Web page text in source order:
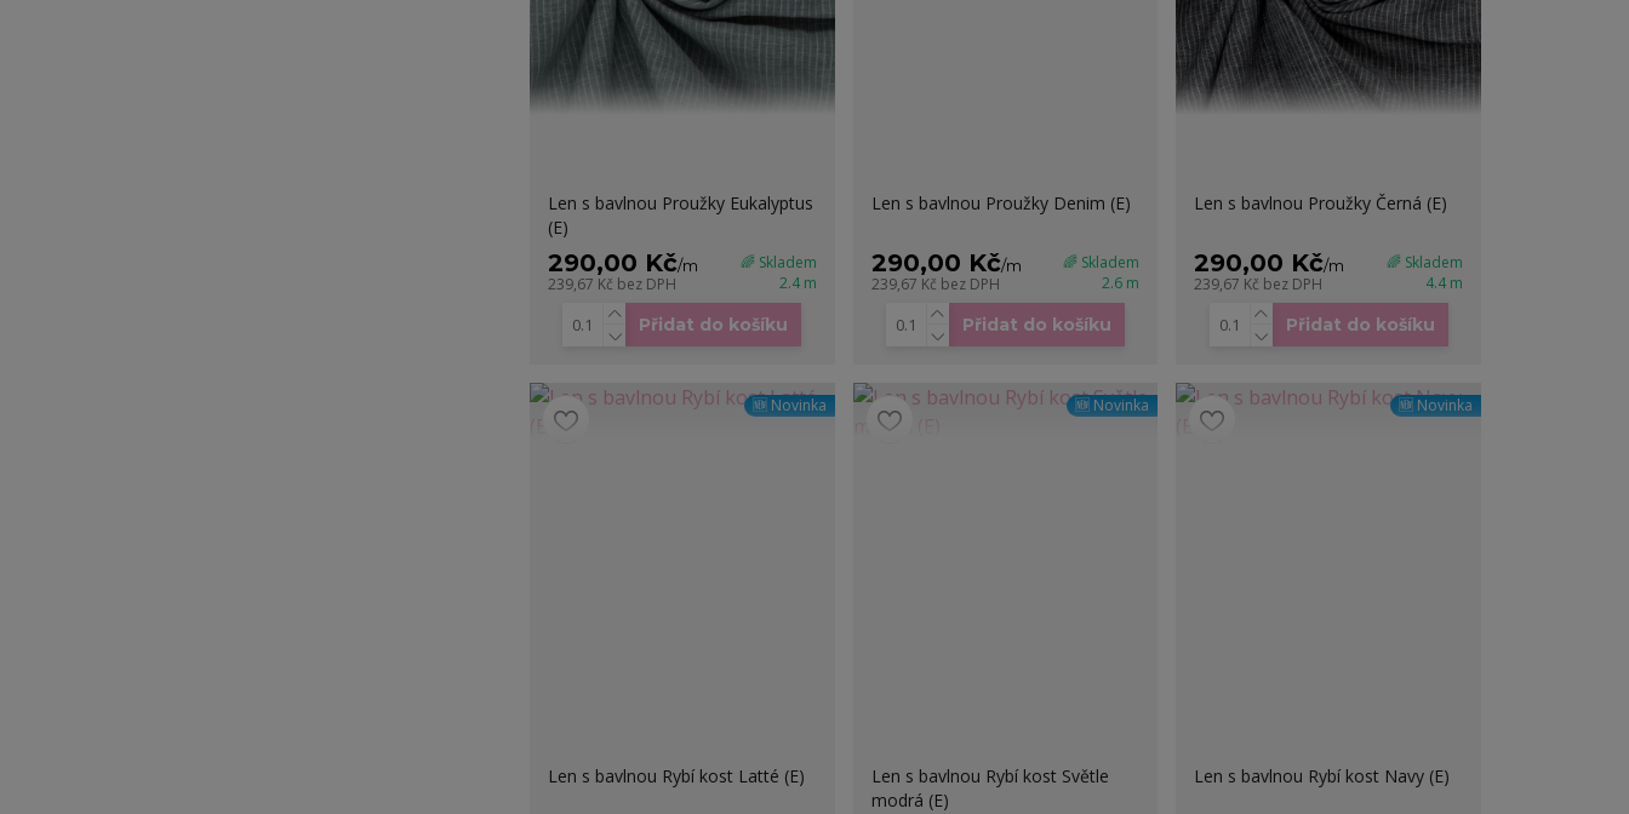
Len s bavlnou Proužky Eukalyptus
(E)
290,00 Kč/m
239,67 Kč bez DPH
🌈 Skladem
2.4 m
Přidat do košíku
Len s bavlnou Proužky Denim (E)
290,00 Kč/m
239,67 Kč bez DPH
🌈 Skladem
2.6 m
Přidat do košíku
Len s bavlnou Proužky Černá (E)
290,00 Kč/m
239,67 Kč bez DPH
🌈 Skladem
4.4 m
Přidat do košíku
🆕 Novinka
Len s bavlnou Rybí kost Latté (E)
🆕 Novinka
Len s bavlnou Rybí kost Světle
modrá (E)
🆕 Novinka
Len s bavlnou Rybí kost Navy (E)